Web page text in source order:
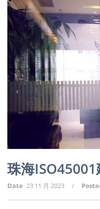
珠海
Date 23 11 月 2023 /